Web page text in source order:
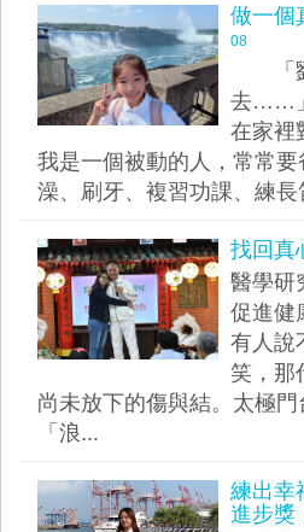
做一個
08
「劉
去……
在家裡
我是一個被動的人，常常
澡、刷牙、複習功課、練長
找回真
醫學研
促進健
有人說
笑，那
尚未放下的傷與結。太極
「浪...
練出幸
進步獎